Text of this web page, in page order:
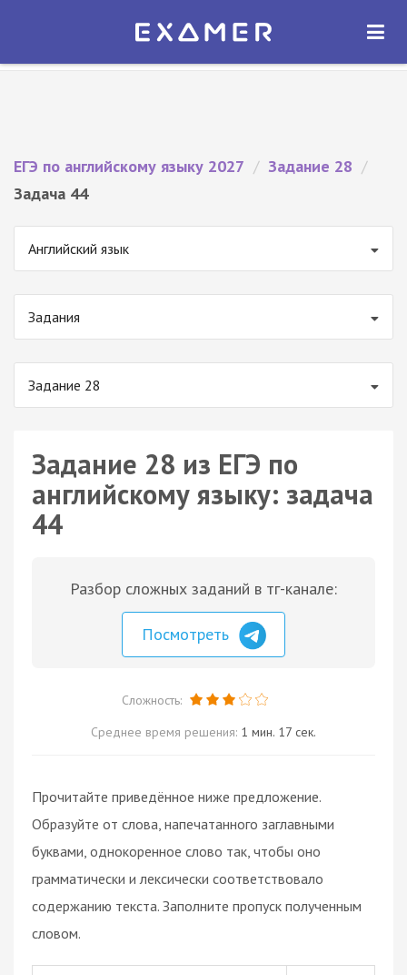
Экзамер — ЕГЭ 2027
ОТКРЫТЬ
ЕГЭ по английскому языку 2027 / Задание 28 /
Задача 44
Английский язык
Задания
Задание 28
Задание 28 из ЕГЭ по
английскому языку: задача
44
Разбор сложных заданий в тг-канале:
Посмотреть
Сложность:
Среднее время решения: 1 мин. 17 сек.
Прочитайте приведённое ниже предложение.
Образуйте от слова, напечатанного заглавными
буквами, однокоренное слово так, чтобы оно
грамматически и лексически соответствовало
содержанию текста. Заполните пропуск полученным
словом.